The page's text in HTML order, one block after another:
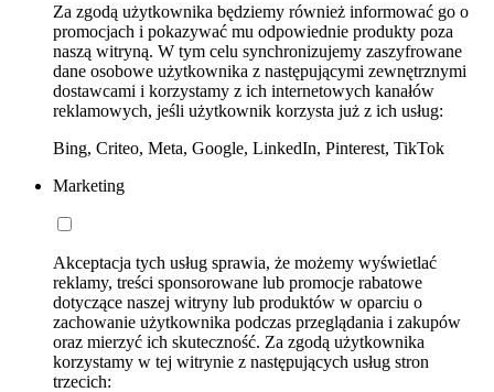
Za zgodą użytkownika będziemy również informować go o
promocjach i pokazywać mu odpowiednie produkty poza
naszą witryną. W tym celu synchronizujemy zaszyfrowane
dane osobowe użytkownika z następującymi zewnętrznymi
dostawcami i korzystamy z ich internetowych kanałów
reklamowych, jeśli użytkownik korzysta już z ich usług:
Bing, Criteo, Meta, Google, LinkedIn, Pinterest, TikTok
Marketing
Akceptacja tych usług sprawia, że możemy wyświetlać
reklamy, treści sponsorowane lub promocje rabatowe
dotyczące naszej witryny lub produktów w oparciu o
zachowanie użytkownika podczas przeglądania i zakupów
oraz mierzyć ich skuteczność. Za zgodą użytkownika
korzystamy w tej witrynie z następujących usług stron
trzecich: